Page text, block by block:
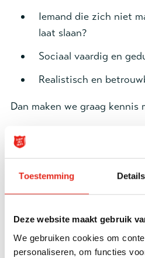
Toestemming Details
Deze website maakt gebruik
We gebruiken cookies om
personaliseren, om functies
Iemand die zich niet
laat slaan?
Sociaal vaardig en
Realistisch en
Dan maken we graag kennis
Meer informatie of
vrijwilliger
E-mailadres *